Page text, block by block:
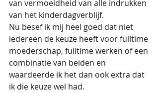
van vermoeidheid van alle indrukken
van het kinderdagverblijf.
Nu besef ik mij heel goed dat niet
iedereen de keuze heeft voor fulltime
moederschap, fulltime werken of een
combinatie van beiden en
waardeerde ik het dan ook extra dat
ik die keuze wel had.